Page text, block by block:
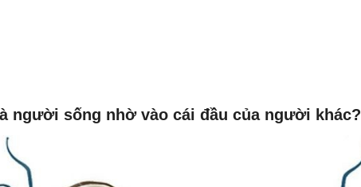
người sống nhờ vào cái đầu của người khác?